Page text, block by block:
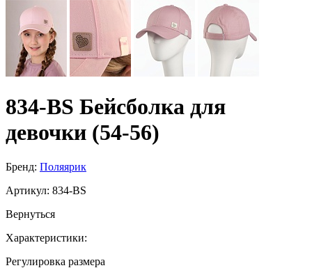
834-BS Бейсболка для
девочки (54-56)
Бренд: Поляярик
Артикул: 834-BS
Вернуться
Характеристики:
Регулировка размера